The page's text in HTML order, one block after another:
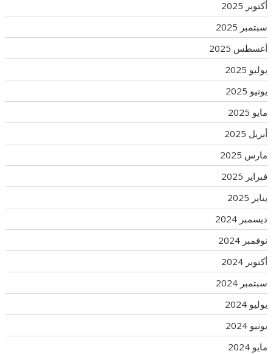
أكتوبر 2025
سبتمبر 2025
أغسطس 2025
يوليو 2025
يونيو 2025
مايو 2025
أبريل 2025
مارس 2025
فبراير 2025
يناير 2025
ديسمبر 2024
نوفمبر 2024
أكتوبر 2024
سبتمبر 2024
يوليو 2024
يونيو 2024
مايو 2024